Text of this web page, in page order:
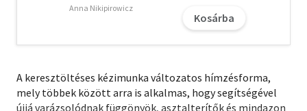
Anna Nikipirowicz
Kosárba
A keresztöltéses kézimunka változatos hímzésforma,
mely többek között arra is alkalmas, hogy segítségével
újjá varázsolódnak függönyök, asztalterítők és mindazon